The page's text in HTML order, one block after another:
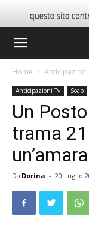
Home Anticipazioni
Anticipazioni Tv Soap
Un
trama
Da Dorina - 20 Luglio